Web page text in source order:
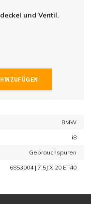
und Ventil.
BMW
i8
Gebrauchspuren
6853004 | 7.5J X 20 ET40